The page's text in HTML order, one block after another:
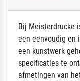
Bij Meisterdrucke
een eenvoudig
een kunstwerk
specificaties te
afmetingen van